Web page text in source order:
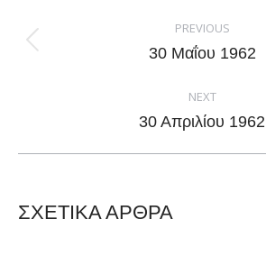
navigation
PREVIOUS
Previous
30 Μαΐου 1962
NEXT
Next
30 Απριλίου 1962
ΣΧΕΤΙΚΑ ΑΡΘΡΑ